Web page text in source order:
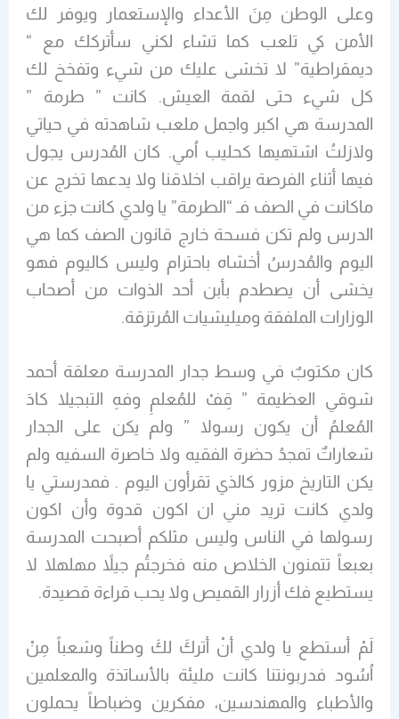
وعلى الوطن مِنَ الأعداء والإستعمار ويوفر لك
الأمن كي تلعب كما تشاء لكني سأتركك مع “
ديمقراطية” لا تخشى عليك من شيء وتفخخ لك
كل شيء حتى لقمة العيش. كانت ” طرمة ”
المدرسة هي اكبر واجمل ملعب شاهدته في حياتي
ولازلتُ اشتهيها كحليب اُمي. كان المُدرس يجول
فيها أثناء الفرصة يراقب اخلاقنا ولا يدعها تخرج عن
ماكانت في الصف فـ “الطرمة” يا ولدي كانت جزء من
الدرس ولم تكن فسحة خارج قانون الصف كما هي
اليوم والمُدرسُ أخشاه باحترام وليس كاليوم فهو
يخشى أن يصطدم بأبن أحد الذوات من أصحاب
الوزارات الملفقة وميليشيات المُرتزقة.
كان مكتوبٌ في وسط جدار المدرسة معلقة أحمد
شوقي العظيمة ” قِفْ للمُعلمِ وفهِ التبجيلا كادَ
المُعلمُ أن يكون رسولا ” ولم يكن على الجدار
شعاراتٌ تمجدُ حضرة الفقيه ولا خاصرة السفيه ولم
يكن التاريخ مزور كالذي تقرأون اليوم . فمدرستي يا
ولدي كانت تريد مني ان اكون قدوة وأن اكون
رسولها في الناس وليس مثلكم أصبحت المدرسة
بعبعاً تتمنون الخلاص منه فخرجتُم جيلاً مهلهلا لا
يستطيع فك أزرار القميص ولا يحب قراءة قصيدة.
لَمْ أستطع يا ولدي أنْ أتركَ لكَ وطناً وشعباً مِنْ
اُسُود فدربونتنا كانت مليئة بالأساتذة والمعلمين
والأطباء والمهندسين، مفكرين وضباطاً يحملون